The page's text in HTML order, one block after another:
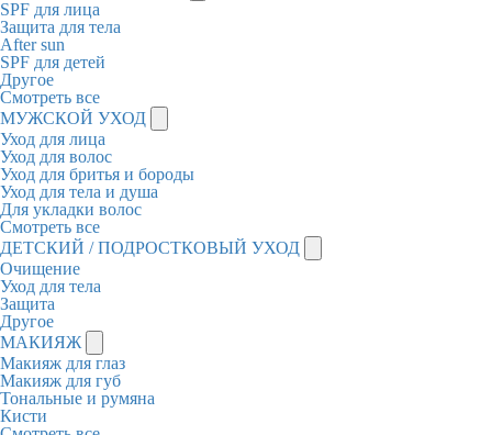
SPF для лица
Защита для тела
After sun
SPF для детей
Другое
Смотреть все
МУЖСКОЙ УХОД
Уход для лица
Уход для волос
Уход для бритья и бороды
Уход для тела и душа
Для укладки волос
Смотреть все
ДЕТСКИЙ / ПОДРОСТКОВЫЙ УХОД
Очищение
Уход для тела
Защита
Другое
МАКИЯЖ
Макияж для глаз
Макияж для губ
Тональные и румяна
Кисти